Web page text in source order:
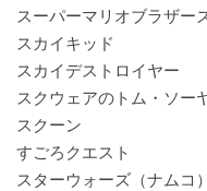
スーパーマリオブラザー
スカイキッド
スカイデストロイヤー
スクウェアのトム・ソー
スクーン
すごろクエスト
スターウォーズ（ナムコ）